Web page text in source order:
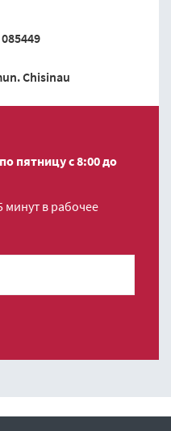
Chisinau
пятницу с 8:00 до
в рабочее